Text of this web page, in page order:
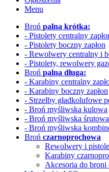
Menu
Broń palna krótka:
- Pistolety centralny
- Pistolety boczny zapłon
- Rewolwery centralny i
- Pistolety, rewolwery
Broń palna długa:
- Karabiny centralny
- Karabiny boczny zapłon
- Strzelby gładkolufowe
- Broń myśliwska kulowa
- Broń myśliwska śrutowa
- Broń myśliwska
Broń czarnoprochowa
Rewolwery i
Karabiny
Akcesoria do broni